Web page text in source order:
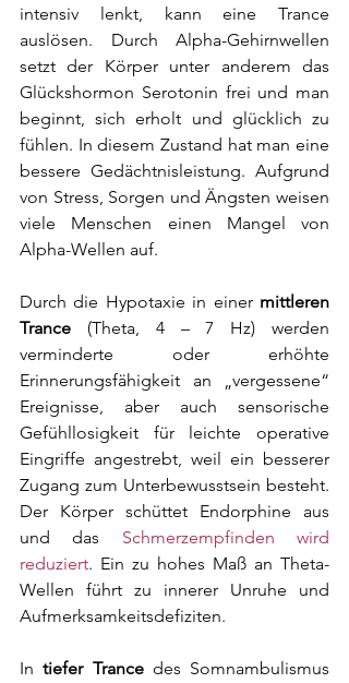
intensiv lenkt, kann eine Trance
auslösen. Durch Alpha-Gehirnwellen
setzt der Körper unter anderem das
Glückshormon Serotonin frei und man
beginnt, sich erholt und glücklich zu
fühlen. In diesem Zustand hat man eine
bessere Gedächtnisleistung. Aufgrund
von Stress, Sorgen und Ängsten weisen
viele Menschen einen Mangel von
Alpha-Wellen auf.
Durch die Hypotaxie in einer mittleren
Trance (Theta, 4 – 7 Hz) werden
verminderte oder erhöhte
Erinnerungsfähigkeit an „vergessene“
Ereignisse, aber auch sensorische
Gefühllosigkeit für leichte operative
Eingriffe angestrebt, weil ein besserer
Zugang zum Unterbewusstsein besteht.
Der Körper schüttet Endorphine aus
und das Schmerzempfinden wird
reduziert. Ein zu hohes Maß an Theta-
Wellen führt zu innerer Unruhe und
Aufmerksamkeitsdefiziten.
In tiefer Trance des Somnambulismus